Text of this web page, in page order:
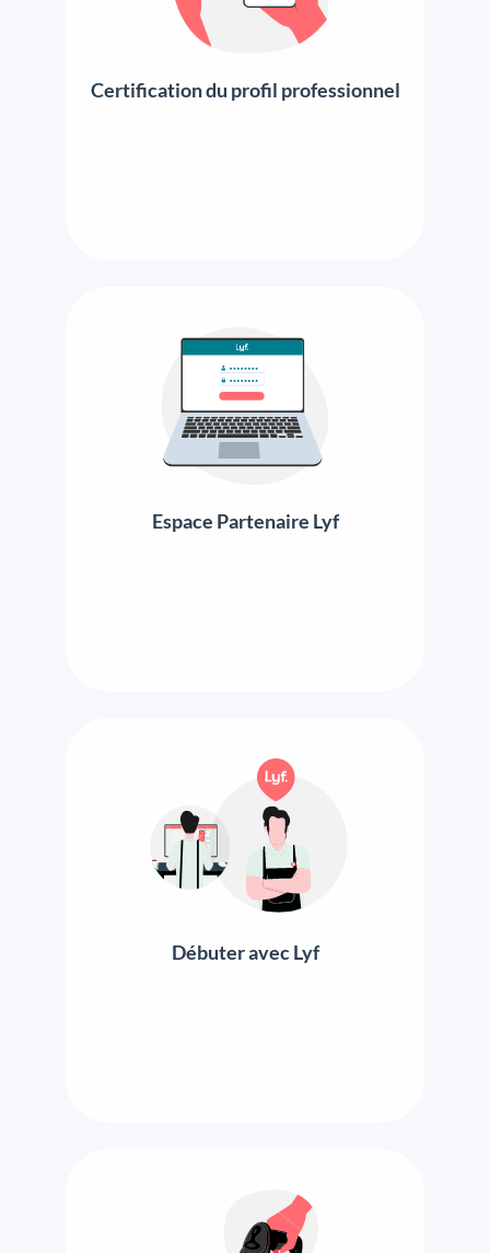
Certification du profil professionnel
Espace Partenaire Lyf
Débuter avec Lyf